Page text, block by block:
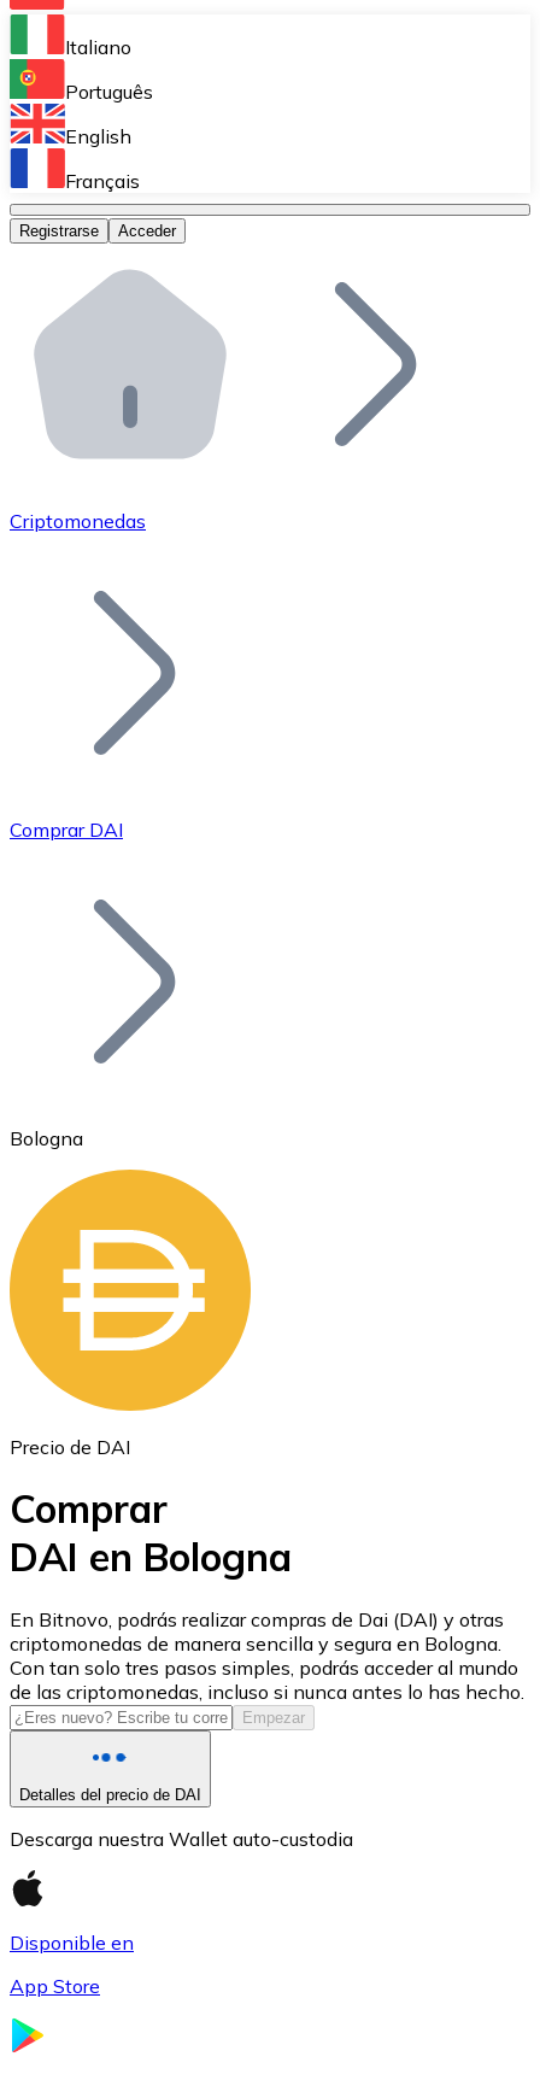
Bitnovo Ramp
Integra nuestra solución en tu plataforma.
Bitnovo Giftcards
Bitnovo OTC
Bitnovo ATM
Integra un ATM Bitnovo en tu negocio y permite que
Bitnovo API
Integra nuestra API en tu ecosistema.
Únete a nuestra red de distribuidores.
Añade tu proyecto a nuestro ecosistema.
Bitcoin
ETH
USD Coin
USDC
Italiano
Português
English
Français
Registrarse Acceder
Criptomonedas
Comprar DAI
Bologna
Precio de DAI
Comprar
DAI en Bologna
En Bitnovo, podrás realizar compras de Dai (DAI) y otras
criptomonedas de manera sencilla y segura en Bologna.
Con tan solo tres pasos simples, podrás acceder al mundo
de las criptomonedas, incluso si nunca antes lo has hecho.
Empezar
Detalles del precio de DAI
Descarga nuestra Wallet auto-custodia
Disponible en
App Store